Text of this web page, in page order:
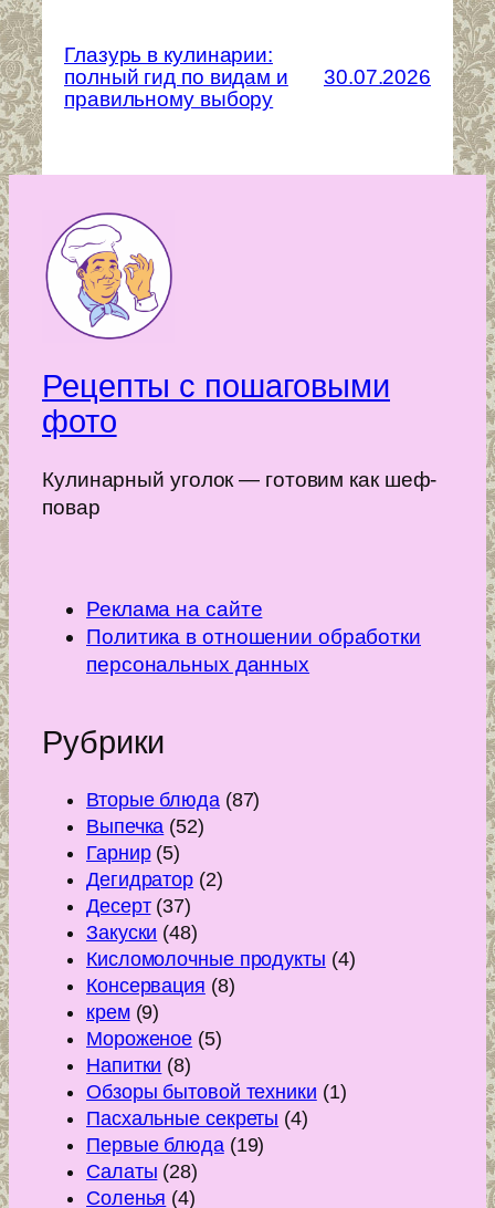
Глазурь в кулинарии:
полный гид по видам и
правильному выбору
30.07.2026
Рецепты с пошаговыми
фото
Кулинарный уголок — готовим как шеф-
повар
Реклама на сайте
Политика в отношении обработки
персональных данных
Рубрики
Вторые блюда(87)
Выпечка (52)
Гарнир(5)
Дегидратор (2)
Десерт(37)
Закуски (48)
Кисломолочные продукты (4)
Консервация (8)
крем(9)
Мороженое (5)
Напитки (8)
Обзоры бытовой техники (1)
Пасхальные секреты (4)
Первые блюда(19)
Салаты (28)
Соленья (4)